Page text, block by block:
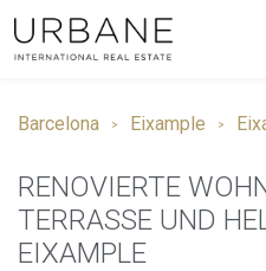
Barcelona Eixample
RENOVIERTE
TERRASSE UND
EIXAMPLE